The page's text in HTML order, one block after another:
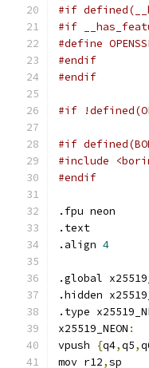
#if
#if
#define
#endif
#endif
#if
#if
#include
#endif
.fpu neon
.text
.align 4
.global
.hidden
.type
x25519_NEON :
vpush
{q4,q5,
mov r12,sp